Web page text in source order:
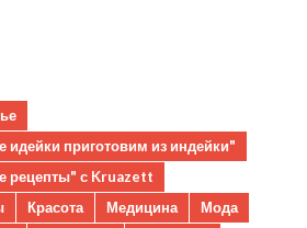
идейки приготовим из индейки"
рецепты" с Kruazett
Красота Медицина
Мода